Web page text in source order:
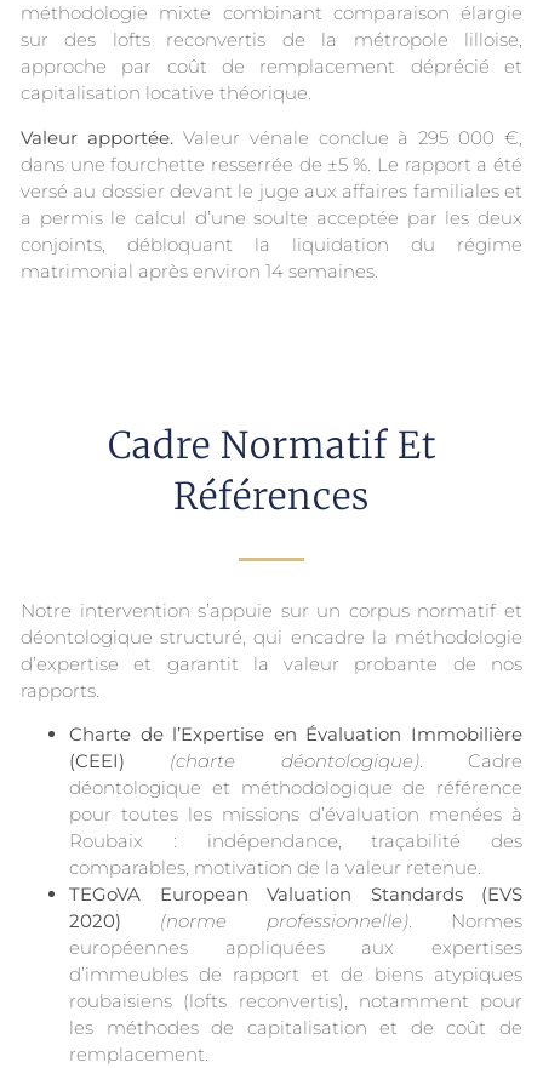
méthodologie mixte combinant comparaison élargie
sur des lofts reconvertis de la métropole lilloise,
approche par coût de remplacement déprécié et
capitalisation locative théorique.
Valeur apportée. Valeur vénale conclue à 295 000 €,
dans une fourchette resserrée de ±5 %. Le rapport a été
versé au dossier devant le juge aux affaires familiales et
a permis le calcul d’une soulte acceptée par les deux
conjoints, débloquant la liquidation du régime
matrimonial après environ 14 semaines.
Cadre Normatif Et
Références
Notre intervention s’appuie sur un corpus normatif et
déontologique structuré, qui encadre la méthodologie
d’expertise et garantit la valeur probante de nos
rapports.
Charte de l’Expertise en Évaluation Immobilière
(CEEI)
(charte déontologique). Cadre
déontologique et méthodologique de référence
pour toutes les missions d’évaluation menées à
Roubaix : indépendance, traçabilité des
comparables, motivation de la valeur retenue.
TEGoVA European Valuation Standards (EVS
2020)
(norme professionnelle). Normes
européennes appliquées aux expertises
d’immeubles de rapport et de biens atypiques
roubaisiens (lofts reconvertis), notamment pour
les méthodes de capitalisation et de coût de
remplacement.